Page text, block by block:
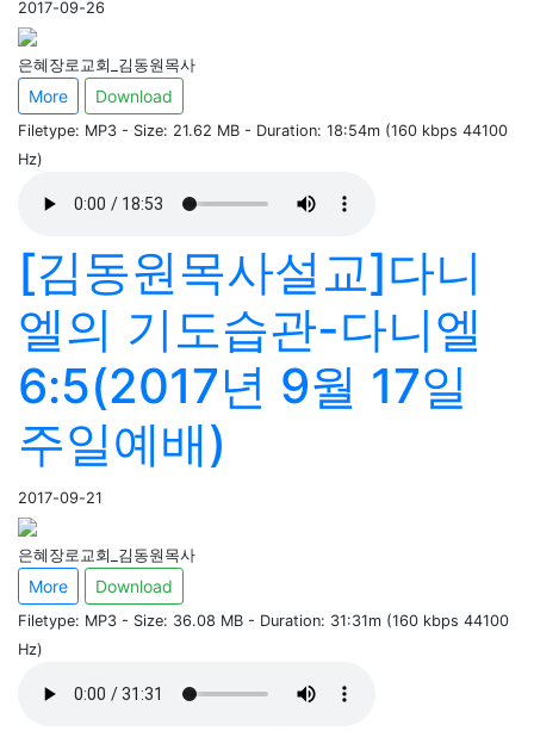
2017-09-26
은혜장로교회_김동원목사
More Download
Filetype: MP3 - Size: 21.62 MB - Duration: 18:54m (160 kbps 44100
Hz)
[김동원목사설교]다니
엘의 기도습관-다니엘
6:5(2017년 9월 17일
주일예배)
2017-09-21
은혜장로교회_김동원목사
More Download
Filetype: MP3 - Size: 36.08 MB - Duration: 31:31m (160 kbps 44100
Hz)